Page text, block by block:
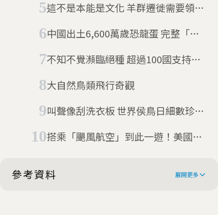
這不是本能是文化 羊群遷徙需要領頭
中國出土6,600萬歲恐龍蛋 完整「偷
不知不覺瀕臨絕種 超過100國支持保
大自然鳥類飛行奇觀
叫聲像刮洗衣板 世界侯鳥日細數珍奇
搭乘「颶風航空」到此一遊！美國多
參考資料 展開更多